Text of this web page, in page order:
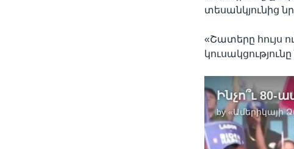
տեսանկյունից
«Շատերը հույս
by«Ամերիկայի